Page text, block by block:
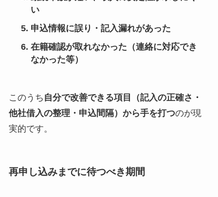
い
申込情報に誤り・記入漏れがあった
在籍確認が取れなかった（連絡に対応でき
なかった等）
このうち 自分で改善できる項目（記入の正確さ・
他社借入の整理・申込間隔）から手を打つのが現
実的です。
再申し込みまでに待つべき期間